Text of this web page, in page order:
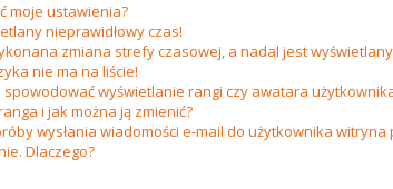
moje ustawienia?
nieprawidłowy czas!
zmiana strefy czasowej, a nadal jest
nie ma na liście!
spowodować wyświetlanie rangi czy awatara
i jak można ją zmienić?
wysłania wiadomości e-mail do użytkownika witryna
Dlaczego?